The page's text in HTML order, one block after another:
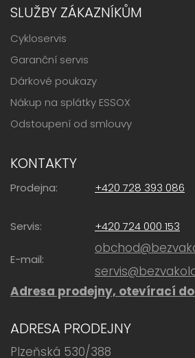
SLUŽBY ZÁKAZNÍKŮM
Cykloservis
Garanční servis
Dárkové poukazy
Nákup na splátky ESSOX
Odstoupení od smlouvy
KONTAKTY
Prodejna: +420 728 393 086
Servis: +420 724 000 153
E-mail:
Adresa prodejny, otevírací
ADRESA PRODEJNY
Plzeňská 530/388